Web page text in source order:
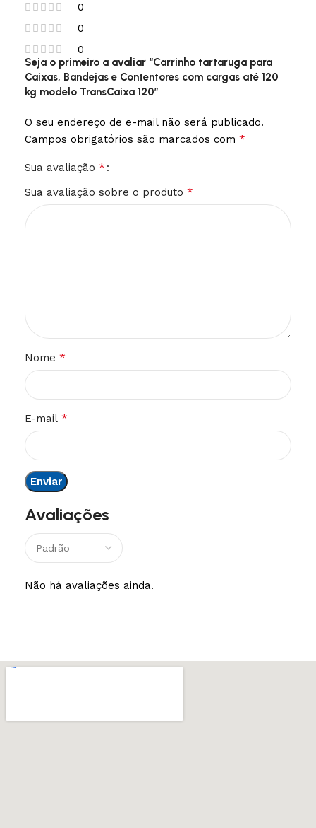
0
0
0
Avaliações
Não há avaliações ainda.
Seja o primeiro a avaliar “Carrinho tartaruga para
Caixas, Bandejas e Contentores com cargas até 120
kg modelo TransCaixa 120”
O seu endereço de e-mail não será publicado.
Campos obrigatórios são marcados com *
Sua avaliação *
Sua avaliação sobre o produto *
Nome *
E-mail *